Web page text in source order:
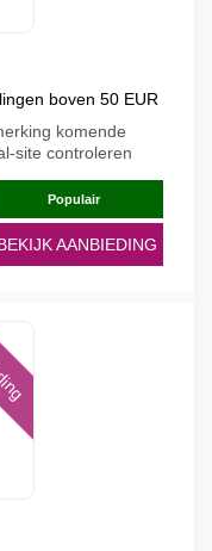
boven 50 EUR
komende
site controleren
Populair
AANBIEDING